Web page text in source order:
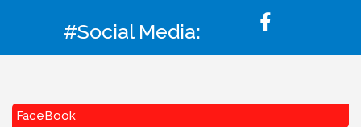
#Social Media:
FaceBook